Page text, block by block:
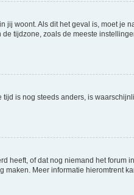
woont. Als dit het geval is, moet
tijdzone, zoals de meeste
is nog steeds anders, is
heeft, of dat nog niemand het
Meer informatie hieromtrent